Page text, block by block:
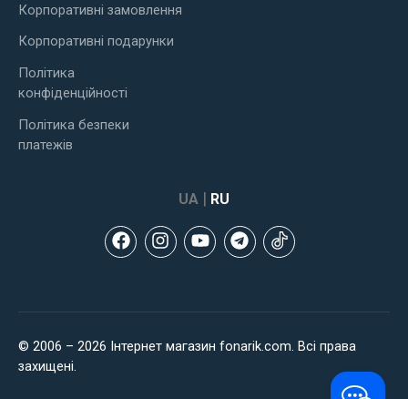
Корпоративні замовлення
Корпоративні подарунки
Політика
конфіденційності
Політика безпеки
платежів
UA | RU
© 2006 – 2026 Інтернет магазин fonarik.com. Всі права
захищені.